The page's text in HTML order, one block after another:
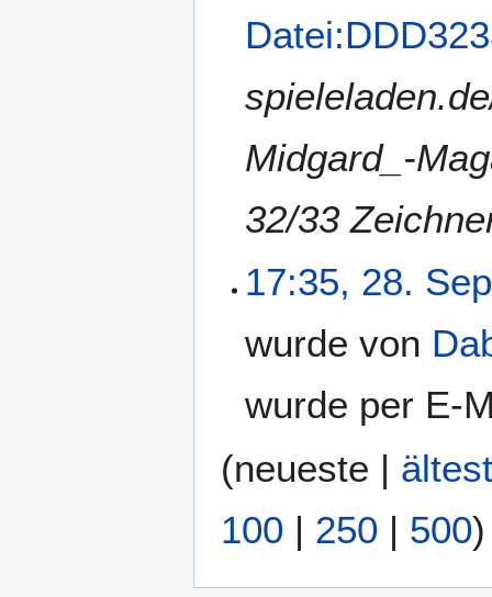
Midgard_-
32/33
17:35, 28.
wurde von
wurde per E-
(neueste |
100 | 250 | 500)